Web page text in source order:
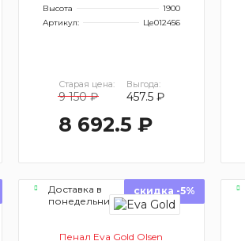
Высота
1900
Артикул:
Це012456
Старая цена:
9 150 ₽
Выгода:
457.5 ₽
8 692.5 ₽
Доставка в
понедельник
скидка -5%
Пенал Eva Gold Olsen